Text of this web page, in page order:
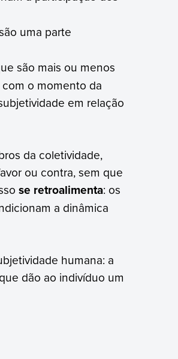
uma parte
são mais ou menos
o momento da
em relação
da coletividade,
ou contra, sem que
se retroalimenta: os
a dinâmica
humana: a
dão ao indivíduo um